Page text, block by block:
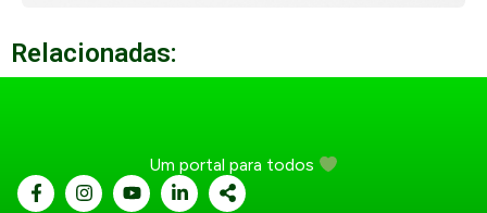
Relacionadas:
Um portal para todos